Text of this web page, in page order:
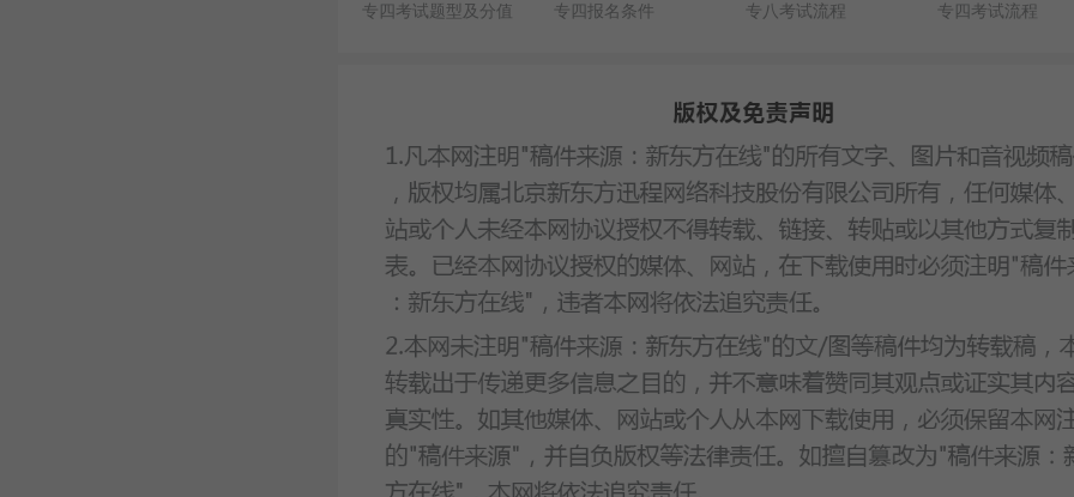
专四考试题型及分值 专四报名条件 专八考试流程 专四考试流程